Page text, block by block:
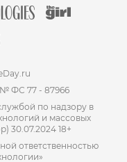
ФС 77 - 87966
по надзору в
и массовых
30.07.2024 18+
ответственностью